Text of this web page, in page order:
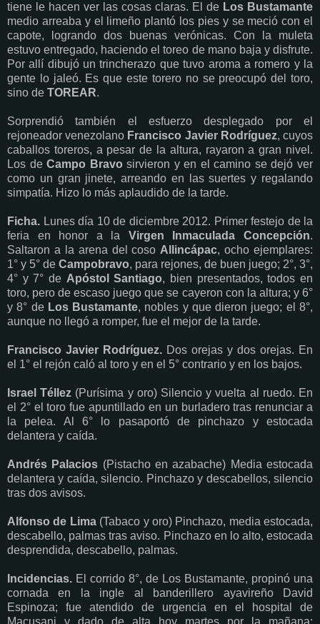
tiene le hacen ver las cosas claras. El de Los Bustamante
medio arreaba y el limeño plantó los pies y se meció con el
capote, logrando dos buenas verónicas. Con la muleta
estuvo entregado, haciendo el toreo de mano baja y disfrute.
Por allí dibujó un trincherazo que tuvo aroma a romero y la
gente lo jaleó. Es que este torero no se preocupó del toro,
sino de TOREAR.
Sorprendió también el esfuerzo desplegado por el
rejoneador venezolano Francisco Javier Rodríguez, cuyos
caballos toreros, a pesar de la altura, rayaron a gran nivel.
Los deCampo Bravo sirvieron y en el camino se dejó ver
como un gran jinete, arreando en las suertes y regalando
simpatía. Hizo lo más aplaudido de la tarde.
Ficha. Lunes día 10 de diciembre 2012. Primer festejo de la
feria en honor a la Virgen Inmaculada Concepción.
Saltaron a la arena del coso Allincápac, ocho ejemplares:
1° y 5° de Campobravo, para rejones, de buen juego; 2°, 3°,
4° y 7° de Apóstol Santiago, bien presentados, todos en
toro, pero de escaso juego que se cayeron con la altura; y 6°
y 8° de Los Bustamante, nobles y que dieron juego; el 8°,
aunque no llegó a romper, fue el mejor de la tarde.
Francisco Javier Rodríguez. Dos orejas y dos orejas. En
el 1° el rejón caló al toro y en el 5° contrario y en los bajos.
Israel Téllez (Purísima y oro) Silencio y vuelta al ruedo. En
el 2° el toro fue apuntillado en un burladero tras renunciar a
la pelea. Al 6° lo pasaportó de pinchazo y estocada
delantera y caída.
Andrés Palacios (Pistacho en azabache) Media estocada
delantera y caída, silencio. Pinchazo y descabellos, silencio
tras dos avisos.
Alfonso de Lima(Tabaco y oro) Pinchazo, media estocada,
descabello, palmas tras aviso. Pinchazo en lo alto, estocada
desprendida, descabello, palmas.
Incidencias. El corrido 8°, de Los Bustamante, propinó una
cornada en la ingle al banderillero ayavireño David
Espinoza; fue atendido de urgencia en el hospital de